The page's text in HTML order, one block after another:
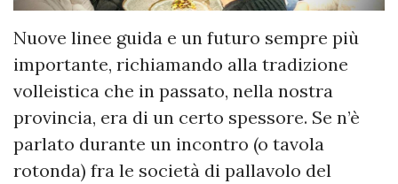
Nuove linee guida e un futuro sempre più
importante, richiamando alla tradizione
volleistica che in passato, nella nostra
provincia, era di un certo spessore. Se n’è
parlato durante un incontro (o tavola
rotonda) fra le società di pallavolo del